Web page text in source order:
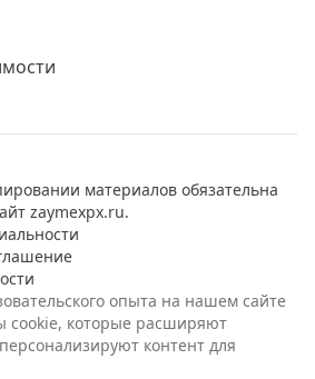
материалов обязательна
zaymexpx.ru.
опыта на нашем сайте
которые расширяют
контент для